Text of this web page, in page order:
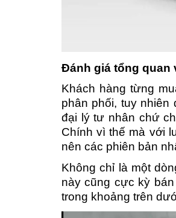
Đánh giá tổng quan
Khách hàng từng
phân phối, tuy
đại lý tư nhân chứ
Chính vì thế mà với
nên các phiên bản
Không chỉ là một
này cũng cực kỳ
trong khoảng trên